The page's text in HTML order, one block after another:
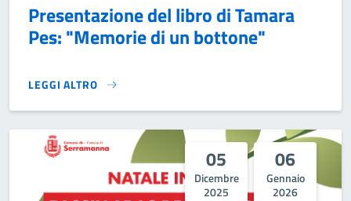
Presentazione del libro di Tamara
Pes: "Memorie di un bottone"
LEGGI ALTRO
PRESENTAZIONE DEL LIBRO DI TAMARA PES: "MEMORIE DI
05
Dicembre
2025
06
Gennaio
2026